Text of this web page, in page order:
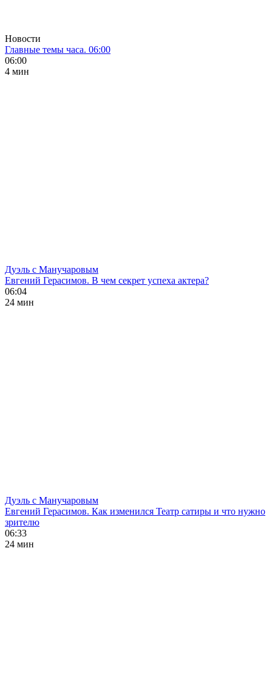
Новости
Главные темы часа. 06:00
06:00
4 мин
Дуэль с Манучаровым
Евгений Герасимов. В чем секрет успеха актера?
06:04
24 мин
Дуэль с Манучаровым
Евгений Герасимов. Как изменился Театр сатиры и что нужно
зрителю
06:33
24 мин